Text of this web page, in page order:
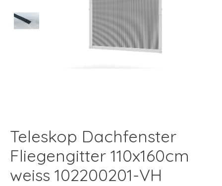
Teleskop Dachfenster
Fliegengitter 110x160cm
weiss 102200201-VH